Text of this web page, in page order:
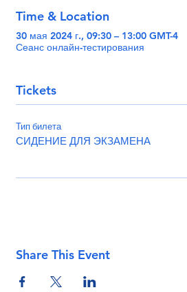
Time & Location
30 мая 2024 г., 09:30 – 13:00 GMT-4
Сеанс онлайн-тестирования
Tickets
Тип билета
СИДЕНИЕ ДЛЯ ЭКЗАМЕНА
Share This Event